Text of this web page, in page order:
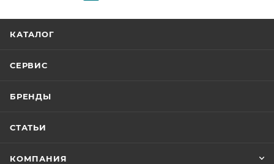
КАТАЛОГ
СЕРВИС
БРЕНДЫ
СТАТЬИ
КОМПАНИЯ